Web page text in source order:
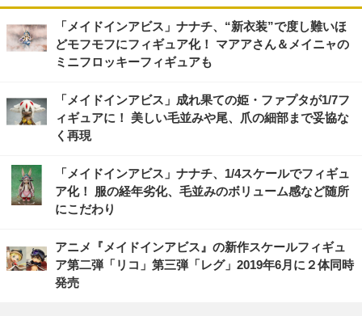
「メイドインアビス」ナナチ、“新衣装”で度し難いほ
どモフモフにフィギュア化！ マアアさん＆メイニャの
ミニフロッキーフィギュアも
「メイドインアビス」成れ果ての姫・ファプタが1/7フ
ィギュアに！ 美しい毛並みや尾、爪の細部まで妥協な
く再現
「メイドインアビス」ナナチ、1/4スケールでフィギュ
ア化！ 服の経年劣化、毛並みのボリューム感など随所
にこだわり
アニメ『メイドインアビス』の新作スケールフィギュ
ア第二弾「リコ」第三弾「レグ」2019年6月に２体同時
発売